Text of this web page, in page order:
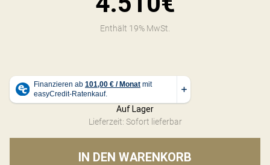
Enthält 19% MwSt.
Auf Lager
Lieferzeit: Sofort lieferbar
IN DEN WARENKORB